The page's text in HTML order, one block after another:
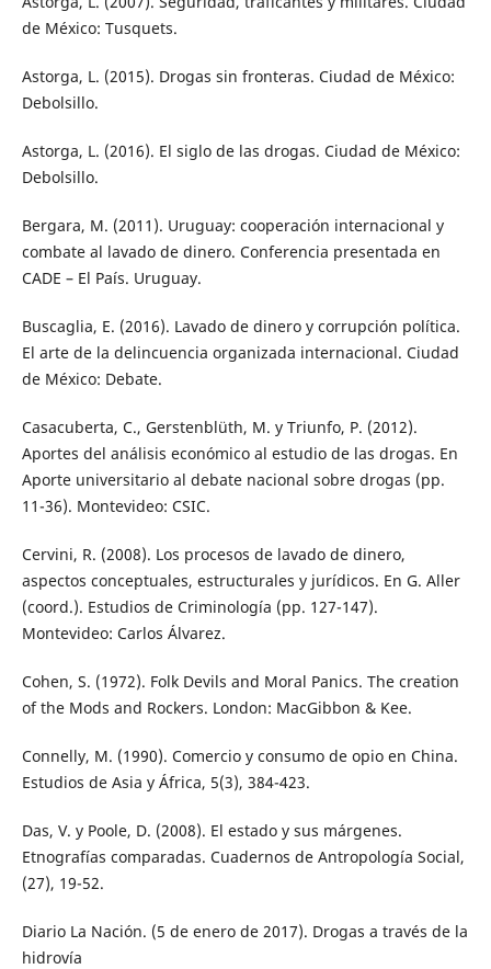
de México: Tusquets.
Astorga, L. (2015). Drogas sin fronteras. Ciudad de México:
Debolsillo.
Astorga, L. (2016). El siglo de las drogas. Ciudad de México:
Debolsillo.
Bergara, M. (2011). Uruguay: cooperación internacional y
combate al lavado de dinero. Conferencia presentada en
CADE – El País. Uruguay.
Buscaglia, E. (2016). Lavado de dinero y corrupción política.
El arte de la delincuencia organizada internacional. Ciudad
de México: Debate.
Casacuberta, C., Gerstenblüth, M. y Triunfo, P. (2012).
Aportes del análisis económico al estudio de las drogas. En
Aporte universitario al debate nacional sobre drogas (pp.
11-36). Montevideo: CSIC.
Cervini, R. (2008). Los procesos de lavado de dinero,
aspectos conceptuales, estructurales y jurídicos. En G. Aller
(coord.). Estudios de Criminología (pp. 127-147).
Montevideo: Carlos Álvarez.
Cohen, S. (1972). Folk Devils and Moral Panics. The creation
of the Mods and Rockers. London: MacGibbon & Kee.
Connelly, M. (1990). Comercio y consumo de opio en China.
Estudios de Asia y África, 5(3), 384-423.
Das, V. y Poole, D. (2008). El estado y sus márgenes.
Etnografías comparadas. Cuadernos de Antropología Social,
(27), 19-52.
Diario La Nación. (5 de enero de 2017). Drogas a través de la
hidrovía